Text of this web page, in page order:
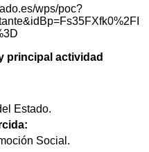
wps/poc?
principal actividad
Estado.
Social.